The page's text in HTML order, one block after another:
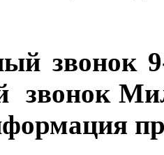
звонок
звонок